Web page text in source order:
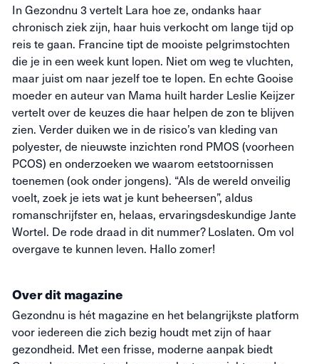
In Gezondnu 3 vertelt Lara hoe ze, ondanks haar
chronisch ziek zijn, haar huis verkocht om lange tijd op
reis te gaan. Francine tipt de mooiste pelgrimstochten
die je in een week kunt lopen. Niet om weg te vluchten,
maar juist om naar jezelf toe te lopen. En echte Gooise
moeder en auteur van Mama huilt harder Leslie Keijzer
vertelt over de keuzes die haar helpen de zon te blijven
zien. Verder duiken we in de risico’s van kleding van
polyester, de nieuwste inzichten rond PMOS (voorheen
PCOS) en onderzoeken we waarom eetstoornissen
toenemen (ook onder jongens). “Als de wereld onveilig
voelt, zoek je iets wat je kunt beheersen”, aldus
romanschrijfster en, helaas, ervaringsdeskundige Jante
Wortel. De rode draad in dit nummer? Loslaten. Om vol
overgave te kunnen leven. Hallo zomer!
Over dit magazine
Gezondnu is hét magazine en het belangrijkste platform
voor iedereen die zich bezig houdt met zijn of haar
gezondheid. Met een frisse, moderne aanpak biedt